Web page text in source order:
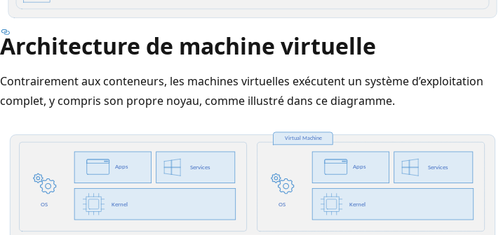
Architecture de machine virtuelle
Contrairement aux conteneurs, les machines virtuelles exécutent un système d’exploitation
complet, y compris son propre noyau, comme illustré dans ce diagramme.